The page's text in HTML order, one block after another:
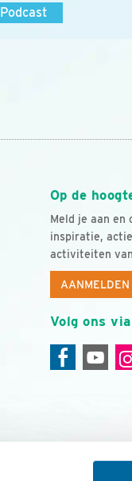
Podcast
Op de
Meld je aan en
inspiratie,
activiteiten
AANMELDEN
Volg ons